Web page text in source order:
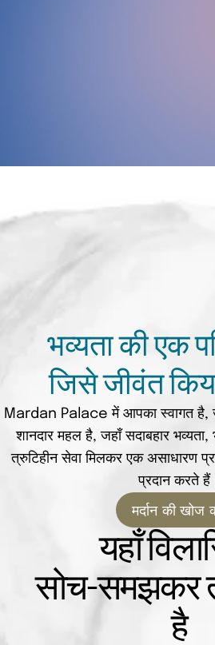
भव्यता की एक
जिसे जीवंत
Mardan Palace में आपका स्वागत है,
शानदार महल है, जहाँ सदाबहार भव्यता,
त्रुटिहीन सेवा मिलकर एक असाधारण
प्रदान करते
मर्दान की खोज
यहाँ
सोच-समझकर
है